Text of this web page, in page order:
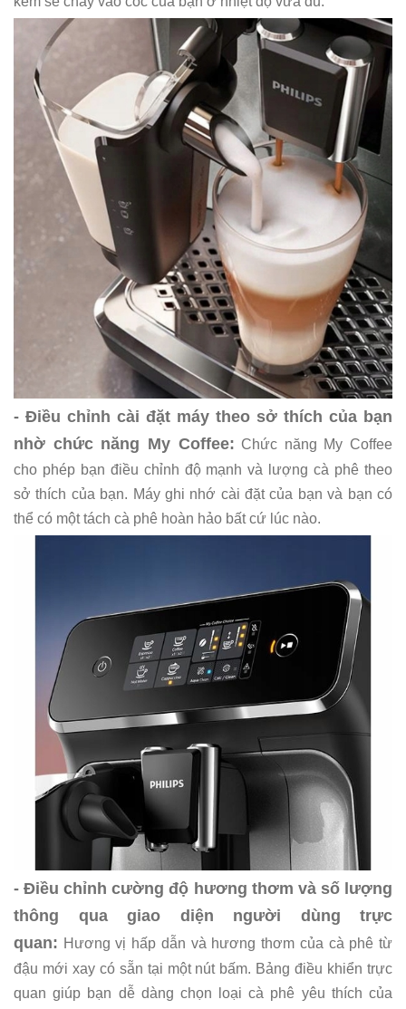
- Điều chỉnh cài đặt máy theo sở thích của bạn
nhờ chức năng My Coffee: Chức năng My Coffee
cho phép bạn điều chỉnh độ mạnh và lượng cà phê theo
sở thích của bạn. Máy ghi nhớ cài đặt của bạn và bạn có
thể có một tách cà phê hoàn hảo bất cứ lúc nào.
- Điều chỉnh cường độ hương thơm và số lượng
thông qua giao diện người dùng trực
quan: Hương vị hấp dẫn và hương thơm của cà phê từ
đậu mới xay có sẵn tại một nút bấm. Bảng điều khiển trực
quan giúp bạn dễ dàng chọn loại cà phê yêu thích của